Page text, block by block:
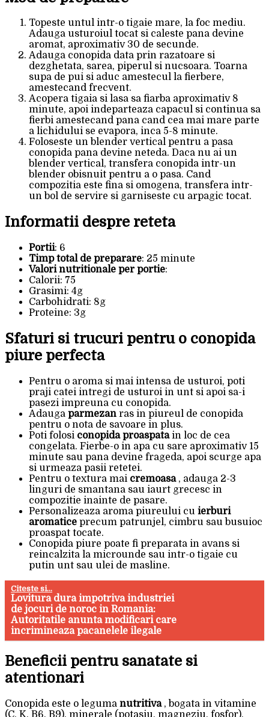
Topeste untul intr-o tigaie mare, la foc mediu.
Adauga usturoiul tocat si caleste pana devine
aromat, aproximativ 30 de secunde.
Adauga conopida data prin razatoare si
dezghetata, sarea, piperul si nucsoara. Toarna
supa de pui si aduc amestecul la fierbere,
amestecand frecvent.
Acopera tigaia si lasa sa fiarba aproximativ 8
minute, apoi indeparteaza capacul si continua sa
fierbi amestecand pana cand cea mai mare parte
a lichidului se evapora, inca 5-8 minute.
Foloseste un blender vertical pentru a pasa
conopida pana devine neteda. Daca nu ai un
blender vertical, transfera conopida intr-un
blender obisnuit pentru a o pasa. Cand
compozitia este fina si omogena, transfera intr-
un bol de servire si garniseste cu arpagic tocat.
Informatii despre reteta
Portii: 6
Timp total de preparare: 25 minute
Valori nutritionale per portie:
Calorii: 75
Grasimi: 4g
Carbohidrati: 8g
Proteine: 3g
Sfaturi si trucuri pentru o conopida
piure perfecta
Pentru o aroma si mai intensa de usturoi, poti
praji catei intregi de usturoi in unt si apoi sa-i
pasezi impreuna cu conopida.
Adauga parmezan ras in piureul de conopida
pentru o nota de savoare in plus.
Poti folosi conopida proaspatain loc de cea
congelata. Fierbe-o in apa cu sare aproximativ 15
minute sau pana devine frageda, apoi scurge apa
si urmeaza pasii retetei.
Pentru o textura mai cremoasa, adauga 2-3
linguri de smantana sau iaurt grecesc in
compozitie inainte de pasare.
Personalizeaza aroma piureului cu ierburi
aromatice precum patrunjel, cimbru sau busuioc
proaspat tocate.
Conopida piure poate fi preparata in avans si
reincalzita la microunde sau intr-o tigaie cu
putin unt sau ulei de masline.
Citeste si...
Lovitura dura impotriva industriei
de jocuri de noroc in Romania:
Autoritatile anunta modificari care
incrimineaza pacanelele ilegale
Beneficii pentru sanatate si
atentionari
Conopida este o leguma nutritiva, bogata in vitamine
(C, K, B6, B9), minerale (potasiu, magneziu, fosfor),